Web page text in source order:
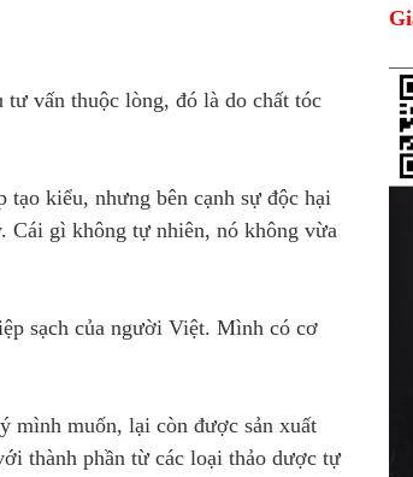
vấn thuộc lòng, đó là do chất tóc
tạo kiểu, nhưng bên cạnh sự độc hại
Cái gì không tự nhiên, nó không vừa
sạch của người Việt. Mình có cơ
mình muốn, lại còn được sản xuất
thành phần từ các loại thảo dược tự